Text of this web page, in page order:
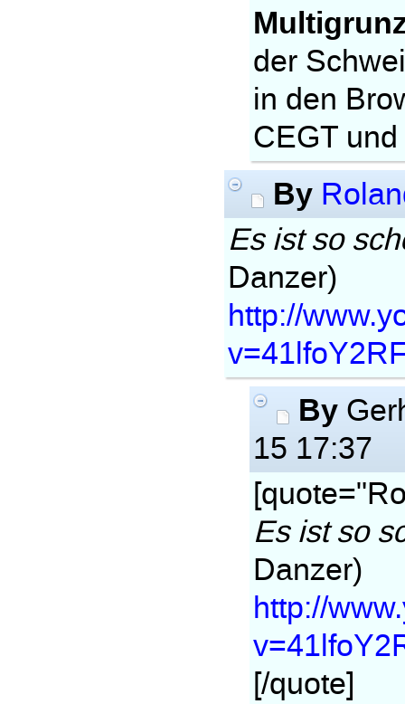
der
in den
CEGT
By
Es ist so
Danzer)
http://
By
15 17:37
Es ist so
Danzer)
http://
[/quote]